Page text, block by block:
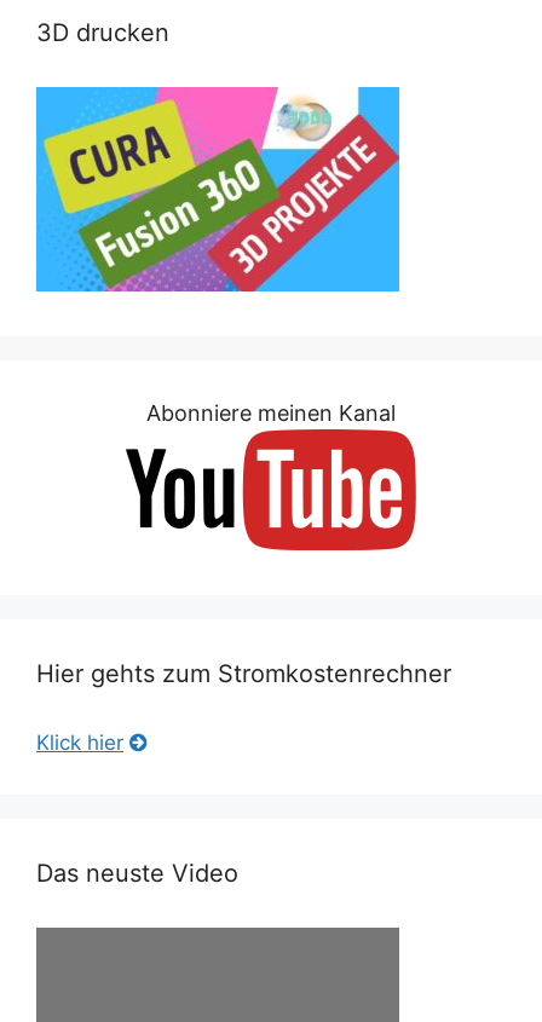
3D drucken
Abonniere meinen Kanal
Hier gehts zum Stromkostenrechner
Klick hier
Das neuste Video